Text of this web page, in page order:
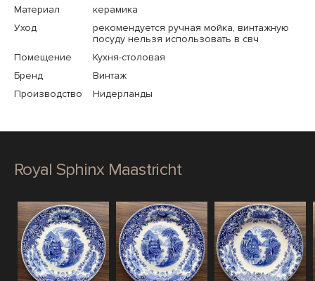
Материал
керамика
Уход
рекомендуется ручная мойка, винтажную
посуду нельзя использовать в свч
Помещение
Кухня-столовая
Бренд
Винтаж
Производство
Нидерланды
Royal Sphinx Maastricht